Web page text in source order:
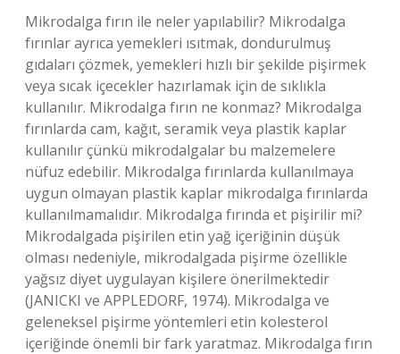
Mikrodalga fırın ile neler yapılabilir? Mikrodalga
fırınlar ayrıca yemekleri ısıtmak, dondurulmuş
gıdaları çözmek, yemekleri hızlı bir şekilde pişirmek
veya sıcak içecekler hazırlamak için de sıklıkla
kullanılır. Mikrodalga fırın ne konmaz? Mikrodalga
fırınlarda cam, kağıt, seramik veya plastik kaplar
kullanılır çünkü mikrodalgalar bu malzemelere
nüfuz edebilir. Mikrodalga fırınlarda kullanılmaya
uygun olmayan plastik kaplar mikrodalga fırınlarda
kullanılmamalıdır. Mikrodalga fırında et pişirilir mi?
Mikrodalgada pişirilen etin yağ içeriğinin düşük
olması nedeniyle, mikrodalgada pişirme özellikle
yağsız diyet uygulayan kişilere önerilmektedir
(JANICKI ve APPLEDORF, 1974). Mikrodalga ve
geleneksel pişirme yöntemleri etin kolesterol
içeriğinde önemli bir fark yaratmaz. Mikrodalga fırın